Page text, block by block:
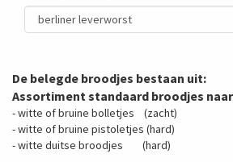
De belegde broodjes bestaan uit:
Assortiment standaard broodjes
- witte of bruine bolletjes (zacht)
- witte of bruine pistoletjes (hard)
- witte duitse broodjes (hard)